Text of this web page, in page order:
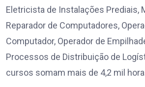
Eletricista de Instalações Prediais,
Reparador de Computadores,
Computador, Operador de
Processos de Distribuição de
cursos somam mais de 4,2 mil